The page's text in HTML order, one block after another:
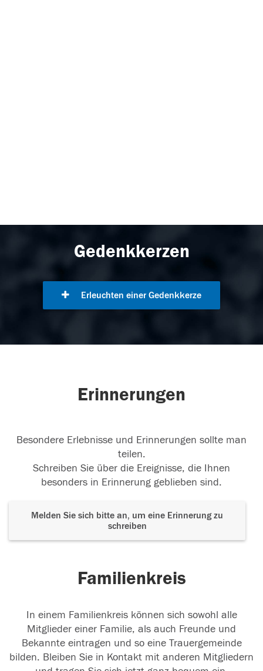
Gedenkkerzen
Erleuchten einer Gedenkkerze
Erinnerungen
Besondere Erlebnisse und Erinnerungen sollte man
teilen.
Schreiben Sie über die Ereignisse, die Ihnen
besonders in Erinnerung geblieben sind.
Melden Sie sich bitte an, um eine Erinnerung zu
schreiben
Familienkreis
In einem Familienkreis können sich sowohl alle
Mitglieder einer Familie, als auch Freunde und
Bekannte eintragen und so eine Trauergemeinde
bilden. Bleiben Sie in Kontakt mit anderen Mitgliedern